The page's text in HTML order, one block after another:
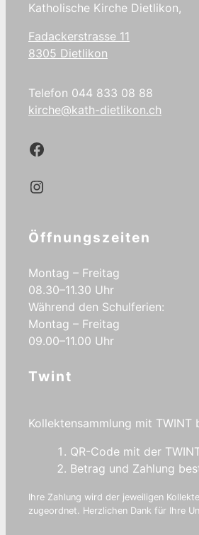
Katholische Kirche Dietlikon,
Fadackerstrasse 11
8305 Dietlikon
Telefon 044 833 08 88
kirche@kath-dietlikon.ch
Kath.Dietlikon Facebook
Kath.Dietlikon Instagram
Öffnungszeiten
Montag – Freitag
08.30–11.30 Uhr
Während den Schulferien:
Montag – Freitag
09.00–11.00 Uhr
Twint
Kollektensammlung mit TWINT
QR-Code mit der
Betrag und Zahlung
Ihre Zahlung wird der jeweiligen
zugeordnet. Herzlichen Dank für Ihre